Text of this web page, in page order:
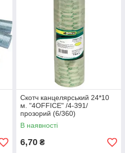
Скотч канцелярський 24*10
м. "4OFFICE" /4-391/
прозорий (6/360)
В наявності
6,70 ₴